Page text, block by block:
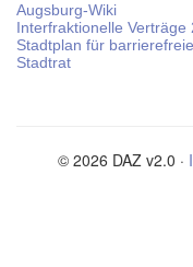
Augsburg-Wiki
Interfraktionelle Verträge
Stadtplan für
Stadtrat
© 2026 DAZ v2.0 ·